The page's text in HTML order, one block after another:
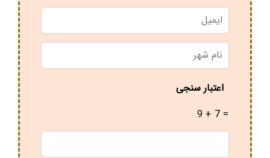
ایمیل
نام
شهر *
اعتبار سنجی
9 + 7 =